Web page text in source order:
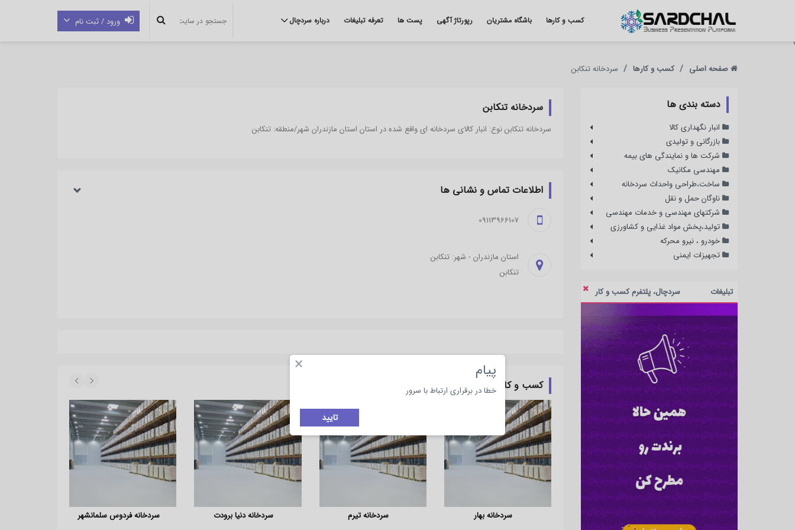
ورود / ثبت نام کسب و کارها باشگاه مشتریان رپورتاژ آگهی پست ها تعرفه تبلیغات درباره سردچال
}
صفحه اصلی کسب و کارها سردخانه تنکابن
دسته‌ بندی ‌ها
انبار نگهداری کالا
بازرگانی و تولیدی
شرکت ها و نمایندگی های بیمه
مهندسی مکانیک
ساخت،طراحی واحداث سردخانه
ناوگان حمل و نقل
شرکتهای مهندسی و خدمات مهندسی
تولید،پخش مواد غذایی و کشاورزی
خودرو ، نیرو محرکه
تجهیزات ایمنی
تبلیغات سردچال، پلتفرم کسب و کار
سردخانه تنکابن
سردخانه تنکابن نوع: انبار کالای سردخانه ای واقع شده در استان استان مازندران شهر/منطقه: تنکابن
اطلاعات تماس و نشانی ‌ها
09113966107
استان مازندران - شهر: تنکابن
تنکابن
کسب و کارهای مرتبط با سردخانه تنکابن
سردخانه بهار سردخانه تیرم سردخانه دنیا برودت سردخانه فردوس سلمانشهر
× پیام
خطا در برقراری ارتباط با سرور
تایید